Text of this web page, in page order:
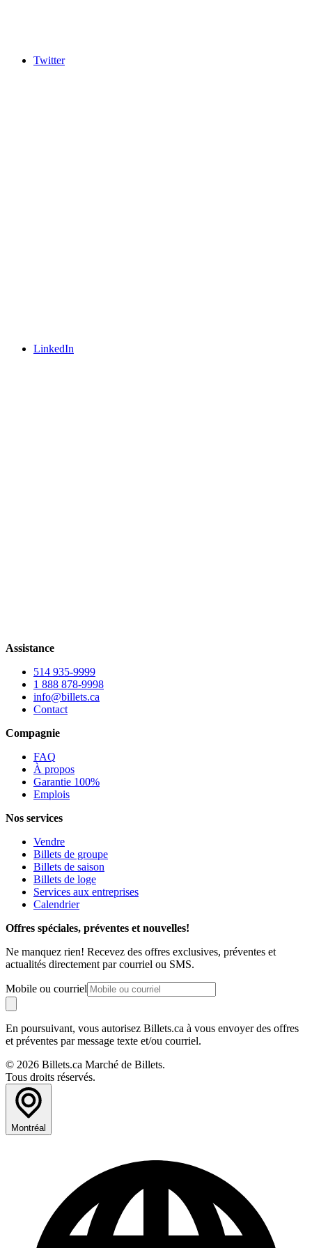
Twitter
LinkedIn
Assistance
514 935-9999
1 888 878-9998
info@billets.ca
Contact
Compagnie
FAQ
À propos
Garantie 100%
Emplois
Nos services
Vendre
Billets de groupe
Billets de saison
Billets de loge
Services aux entreprises
Calendrier
Offres spéciales, préventes et nouvelles!
Ne manquez rien! Recevez des offres exclusives, préventes et
actualités directement par courriel ou SMS.
Mobile ou courriel
En poursuivant, vous autorisez Billets.ca à vous envoyer des offres
et préventes par message texte et/ou courriel.
© 2026 Billets.ca Marché de Billets.
Tous droits réservés.
Montréal